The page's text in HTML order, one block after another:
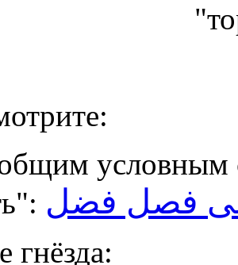
условным
فصل فضل
гнёзда: